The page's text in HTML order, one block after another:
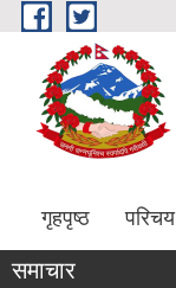
Skip to main content
गृहपृष्ठ परिचय
समाचार